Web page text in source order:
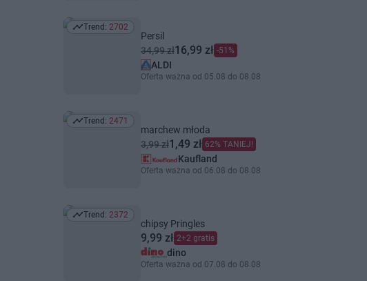
Trend: 2702
Trend: 2702
Persil
34,99 zł16,99 zł -51%
ALDI
Oferta ważna od 05.08 do 08.08
Trend: 2471
Trend: 2471
marchew młoda
3,99 zł1,49 zł 62% TANIEJ!
Kaufland
Oferta ważna od 06.08 do 08.08
Trend: 2372
Trend: 2372
chipsy Pringles
9,99 zł 2+2 gratis
dino
Oferta ważna od 07.08 do 08.08